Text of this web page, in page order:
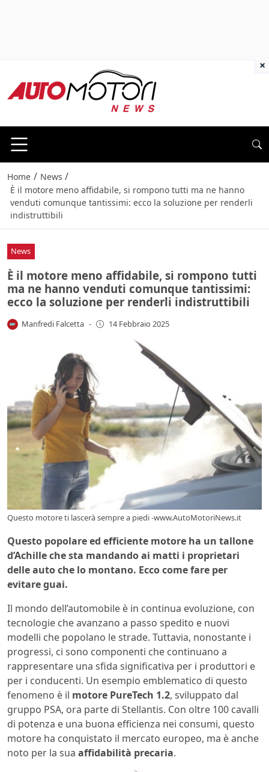
Home / News /
È il motore meno affidabile, si rompono tutti ma ne hanno
venduti comunque tantissimi: ecco la soluzione per renderli
indistruttibili
News
È il motore meno affidabile, si rompono tutti
ma ne hanno venduti comunque tantissimi:
ecco la soluzione per renderli indistruttibili
Manfredi Falcetta - 14 Febbraio 2025
Questo motore ti lascerà sempre a piedi -www.AutoMotoriNews.it
Questo popolare ed efficiente motore ha un tallone
d’Achille che sta mandando ai matti i proprietari
delle auto che lo montano. Ecco come fare per
evitare guai.
Il mondo dell’automobile è in continua evoluzione, con
tecnologie che avanzano a passo spedito e nuovi
modelli che popolano le strade. Tuttavia, nonostante i
progressi, ci sono componenti che continuano a
rappresentare una sfida significativa per i produttori e
per i conducenti. Un esempio emblematico di questo
fenomeno è il motore PureTech 1.2, sviluppato dal
gruppo PSA, ora parte di Stellantis. Con oltre 100 cavalli
di potenza e una buona efficienza nei consumi, questo
motore ha conquistato il mercato europeo, ma è anche
noto per la sua affidabilità precaria.
×